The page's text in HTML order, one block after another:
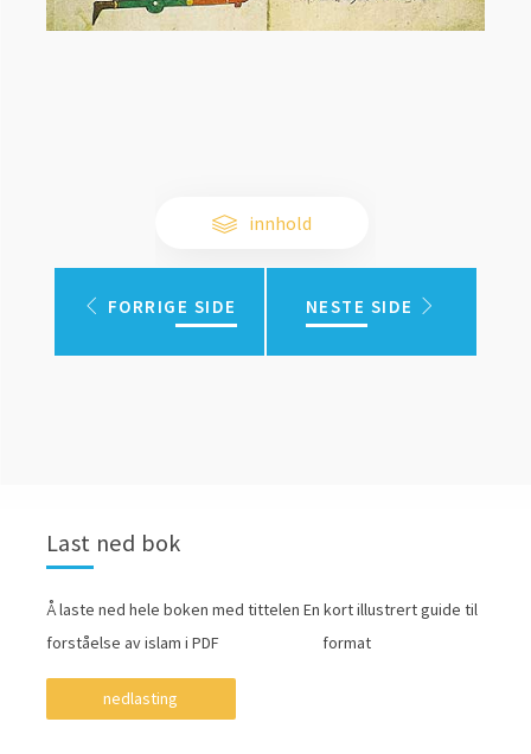
innhold
FORRIGE SIDE NESTE SIDE
Last ned bok
Å laste ned hele boken med tittelen En kort illustrert guide til
forståelse av islam i PDF format
nedlasting